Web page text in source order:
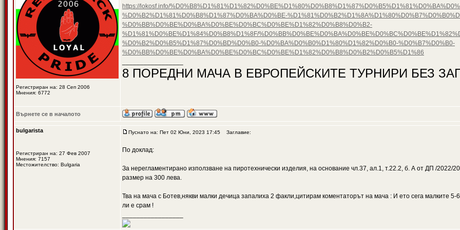
Регистриран на: 28 Сеп 2006
Мнения: 6772
https://lokosf.info/
%D0%B2%D1%81%D0%B8%D1%87%D0%BA%D0%BE-
%D0%BB%D0%BE%D0%BA%D0%BE%D0%BC%D0%BE%D1%82%D0%B8%D0%B2-
%D1%81%D0%BE%D1%84%D0%B8%D1%8F/
%D0%B2%D0%B5%D1%87%D0%BD%D0%B0-%D0%BA%D0%B0%D1%80%D1%82%D0%B0-%D0%B7%D0%B0-
%D0%BB%D0%BE%D0%BA%D0%BE%D0%BC%D0%BE%D1%82%D0%B8%D0%B2%D0%B5%D1%86
8 ПОРЕДНИ МАЧА В ЕВРОПЕЙСКИТЕ ТУРНИРИ БЕЗ
Върнете се в началото
bulgarista
Регистриран на: 27 Фев 2007
Мнения: 7157
Местожителство: Bulgaria
Пуснато на: Пет 02 Юни, 2023 17:45 Заглавие:
По доклад:
За нерегламентирано използване на пиротехнически изделия, на основание чл.37, ал.1, т.22.2, б. А от ДП /
размер на 300 лева.
Тва на мача с Ботев,някви малки дечица запалиха 2 факли,цитирам коментаторът на мача : И ето сега малките
ли е срам !